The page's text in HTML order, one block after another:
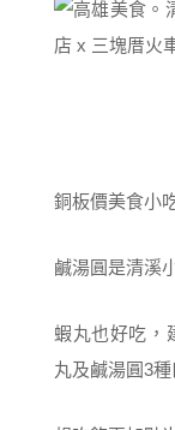
銅板價美食小
鹹湯圓是清溪
蝦丸也好吃，
丸及鹹湯圓3種